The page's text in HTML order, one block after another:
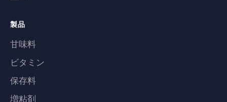
製品
甘味料
ビタミン
保存料
増粘剤